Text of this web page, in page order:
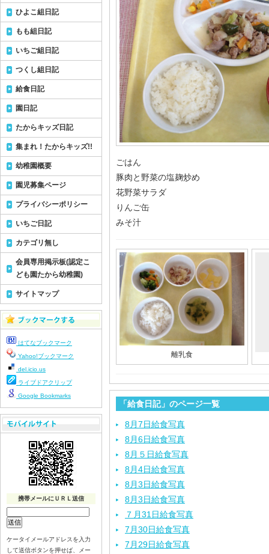
ごはん
豚肉と野菜の塩麹炒め
花野菜サラダ
りんご缶
みそ汁
離乳食
「給食日記」のページ一覧
8月7日給食写真
8月6日給食写真
8月５日給食写真
8月4日給食写真
8月3日給食写真
8月3日給食写真
７月31日給食写真
7月30日給食写真
7月29日給食写真
ひよこ組日記
もも組日記
いちご組日記
つくし組日記
給食日記
園日記
たからキッズ日記
集まれ！たからキッズ!!
幼稚園概要
園児募集ページ
プライバシーポリシー
いちご日記
カテゴリ無し
会員専用掲示板(認定こ
ども園たから幼稚園)
サイトマップ
はてなブックマーク
Yahoo!ブックマーク
del.icio.us
ライブドアクリップ
Google Bookmarks
携帯メールにＵＲＬ送信
ケータイメールアドレスを入力
して送信ボタンを押せば、メー